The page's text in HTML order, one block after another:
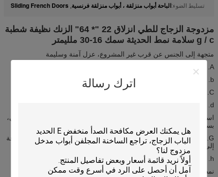
اترك رسالة
تسليط الضوء:الباحة أبواب منزلقة ، أبواب منزلقة فرنسية,
Sliding French Doors
مزدوجة الزجاج للطي انزلاق 22 "* 64" الزنك نظيفة شطبة
g / c سلامة نمط الحديثة سمك 16-30 ملليمتر
متجهة إلى الجنس عن قرب غير المشروع، عزل آمنة وسليمة
A. ينطبق على أي أبواب ويندوز
b. كامينغ المتاحة: النحاس، النيكل، الباتينا.
C. الطلاء الكهربائي المتاحة: الكروم، الكروم الأسود، والنيكل الساتان
d. الانتباه إلى الجودة، تنافسية الأسعار
استخدام الزجاج المقسى على جانبي وحدة الزجاج، التي تلبي معايير أنسي،
بسي.
G. باستخدام الزجاج الزخرفية ليس فقط تخصيص منزلك، ولكن أيضا إضافة
إلى نداء كبح منزلك.
h. تصميم مخصص افايلبلي. نيد لتوفير متطلبات العملاء
نمط الحديثة، فريدة من نوعها